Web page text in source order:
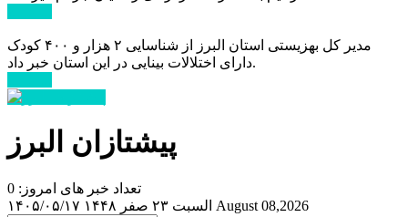
مدیر کل بهزیستی استان البرز از شناسایی ۲ هزار و ۴۰۰ کودک
دارای اختلالات بینایی در این استان خبر داد.
پیشتازان البرز
تعداد خبر های امروز: 0
۱۴۰۵/۰۵/۱۷
السبت ۲۳ صفر ۱۴۴۸ August 08,2026